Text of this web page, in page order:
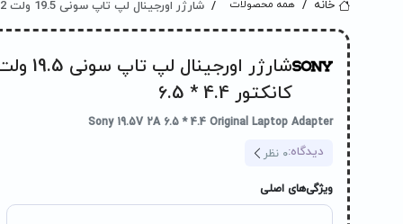
خانه همه محصولات شارژر اورجینال لپ تاپ سونی 19.5 ولت 2 آمپر Sony کانکتور 4.4 * 6.5
کانکتور 4.4 * 6.5
Sony 19.5V 2A 6.5 * 4.4 Original Laptop Adapter
دیدگاه:0 نظر
ویژگی‌های اصلی